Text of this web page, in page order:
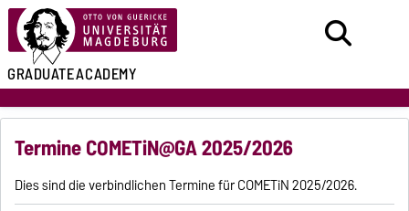
GRADUATEACADEMY
Termine COMETiN@GA 2025/2026
Dies sind die verbindlichen Termine für COMETiN 2025/2026.